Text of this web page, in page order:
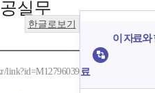
실무
한글로보기
link?id=M12796039
이 자료와
료